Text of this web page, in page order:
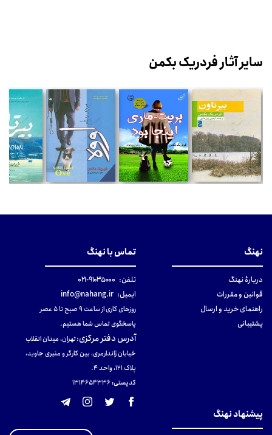
سایر آثار فردریک بکمن
نهنگ
دربارهٔ نهنگ
قوانین و مقررات
راهنمای خرید و ارسال
پشتیبانی
تماس با نهنگ
تلفن: ۹۱۰۳۵۰۰۰-۰۲۱
ایمیل: info@nahang.ir
روزهای کاری از ساعت ۹ صبح تا ۵ عصر
پاسخگوی تماس شما هستیم.
آدرس دفتر مرکزی:تهران، میدان انقلاب
خیابان ژاندارمری، بین کارگر و منیری جاوید،
پلاک 121، واحد ۴.
کدپستی: 131465433۶
پیشنهاد نهنگ